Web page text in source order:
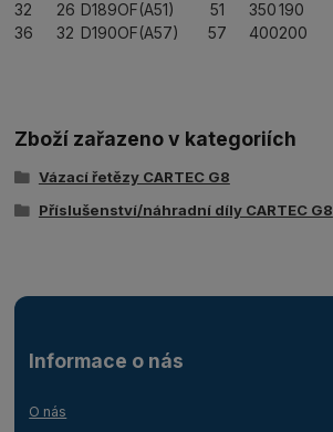
32
36
26
32
D189OF(A51)
D190OF(A57)
51
57
350
400
190
200
Zboží zařazeno v kategoriích
Vázací řetězy CARTEC G8
Příslušenství/náhradní díly CARTEC G8
Informace o nás
O nás